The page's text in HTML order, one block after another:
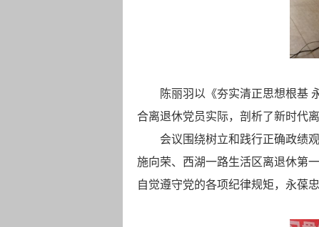
陈丽羽以《夯实清正思想根基
合离退休党员实际，剖析了新时代
会议围绕树立和践行正确政绩
施向荣、西湖一路生活区离退休第
自觉遵守党的各项纪律规矩，永葆